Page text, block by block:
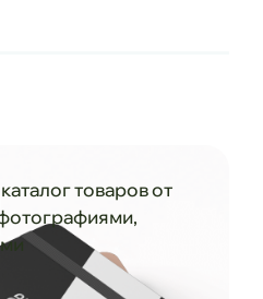
товаров от